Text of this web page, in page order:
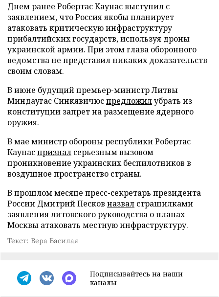
Днем ранее Робертас Каунас выступил с
заявлением, что Россия якобы планирует
атаковать критическую инфраструктуру
прибалтийских государств, используя дроны
украинской армии. При этом глава оборонного
ведомства не представил никаких доказательств
своим словам.
В июне будущий премьер-министр Литвы
Миндаугас Синкявичюспредложилубрать из
конституции запрет на размещение ядерного
оружия.
В мае министр обороны республики Робертас
Каунаспризнал серьезным вызовом
проникновение украинских беспилотников в
воздушное пространство страны.
В прошлом месяце пресс-секретарь президента
России Дмитрий Песков назвал страшилками
заявления литовского руководства о планах
Москвы атаковать местную инфраструктуру.
Текст: Вера Басилая
Подписывайтесь на наши
каналы